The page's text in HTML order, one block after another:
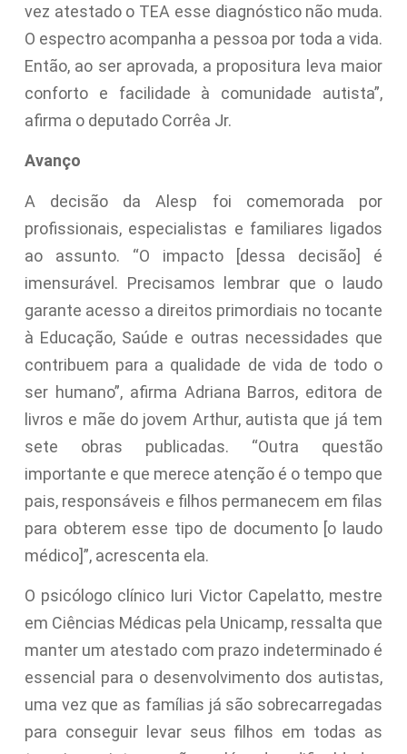
vez atestado o TEA esse diagnóstico não muda.
O espectro acompanha a pessoa por toda a vida.
Então, ao ser aprovada, a propositura leva maior
conforto e facilidade à comunidade autista”,
afirma o deputado Corrêa Jr.
Avanço
A decisão da Alesp foi comemorada por
profissionais, especialistas e familiares ligados
ao assunto. “O impacto [dessa decisão] é
imensurável. Precisamos lembrar que o laudo
garante acesso a direitos primordiais no tocante
à Educação, Saúde e outras necessidades que
contribuem para a qualidade de vida de todo o
ser humano”, afirma Adriana Barros, editora de
livros e mãe do jovem Arthur, autista que já tem
sete obras publicadas. “Outra questão
importante e que merece atenção é o tempo que
pais, responsáveis e filhos permanecem em filas
para obterem esse tipo de documento [o laudo
médico]”, acrescenta ela.
O psicólogo clínico Iuri Victor Capelatto, mestre
em Ciências Médicas pela Unicamp, ressalta que
manter um atestado com prazo indeterminado é
essencial para o desenvolvimento dos autistas,
uma vez que as famílias já são sobrecarregadas
para conseguir levar seus filhos em todas as